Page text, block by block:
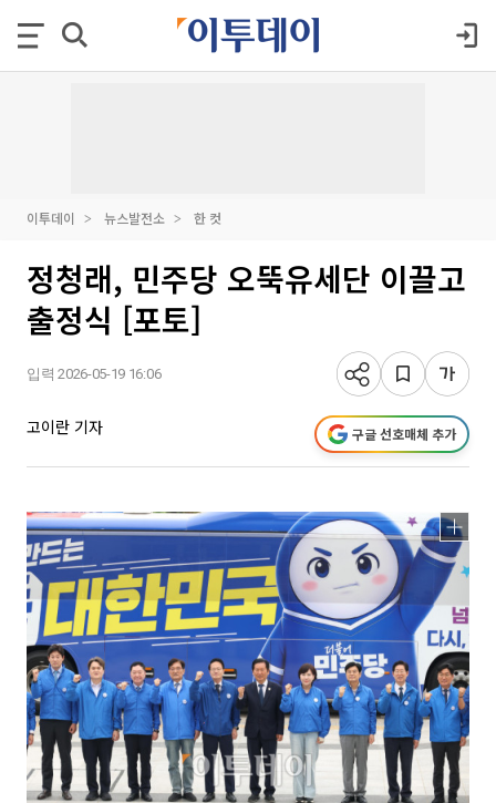
이투데이 뉴스발전소 한 컷
정청래, 민주당 오뚝유세단 이끌고
출정식 [포토]
입력 2026-05-19 16:06
고이란 기자 구글 선호매체 추가